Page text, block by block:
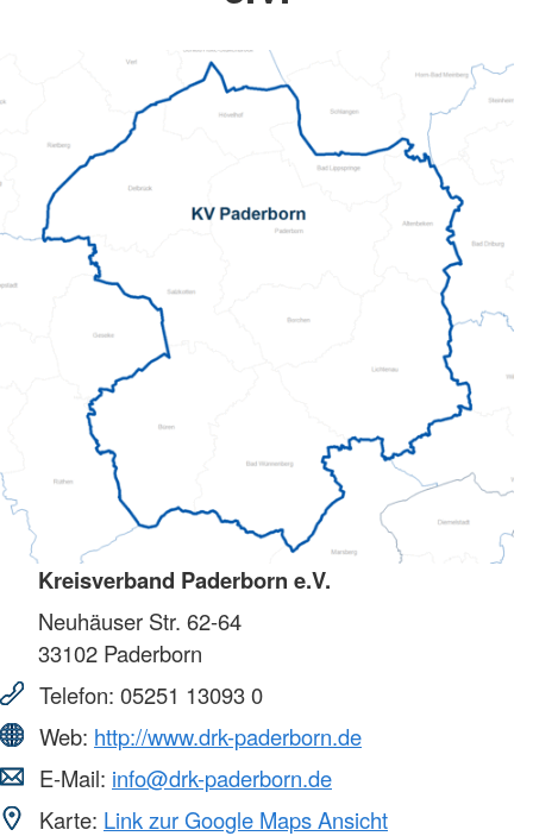
Kreisverband Paderborn e.V.
Neuhäuser Str. 62-64
33102 Paderborn
Telefon: 05251 13093 0
Web: http://www.drk-paderborn.de
E-Mail: info@drk-paderborn.de
Karte: Link zur Google Maps Ansicht